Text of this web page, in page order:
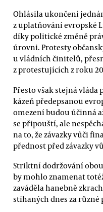
Ohlásila ukončení
z uplatňování evropské
díky politické změně
úrovni. Protesty
u vládních činitelů,
z protestujících z roku
Přesto však stejná
kázeň předepsanou
omezení budou účinná
se připouští, ale
na to, že závazky vůči
přednost před závazky
Striktní dodržování
by mohlo znamenat
zaváděla hanebně
stíhaných dnes za různé